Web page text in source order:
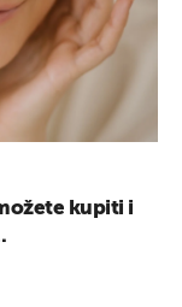
kupiti i